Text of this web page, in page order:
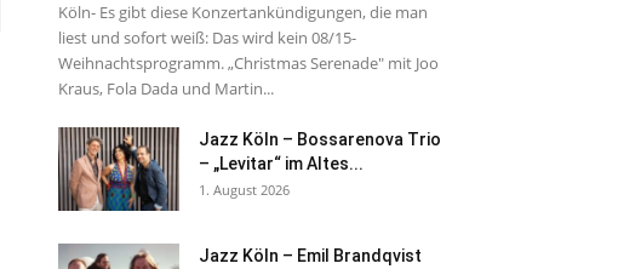
Köln- Es gibt diese Konzertankündigungen, die man
liest und sofort weiß: Das wird kein 08/15-
Weihnachtsprogramm. „Christmas Serenade" mit Joo
Kraus, Fola Dada und Martin...
Jazz Köln – Bossarenova Trio
– „Levitar“ im Altes...
1. August 2026
Jazz Köln – Emil Brandqvist